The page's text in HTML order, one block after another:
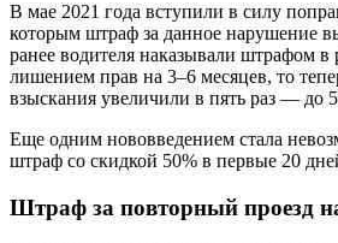
В мае 2021 года вступили в силу
которым штраф за данное нарушение
ранее водителя наказывали штрафом в
лишением прав на 3–6 месяцев, то
взыскания увеличили в пять раз — до
Еще одним нововведением стала
штраф со скидкой 50% в первые 20
Штраф за повторный проезд